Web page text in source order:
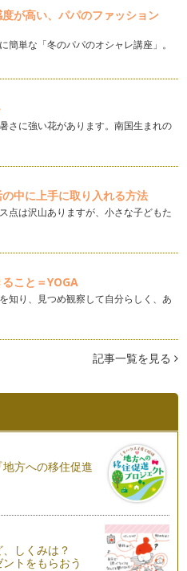
書類の整理」はお読みいただ
伝いをさせていただいており
たね。 昼間も1枚では肌寒い季
ガナイズ編～
お調べいただけましたか？ 今
片づけ」はいかがでしたでしょ
になりがちですよね。 クー
納」はいかがでしたでしょう
ことはとても素晴らしいことで
が高い、パパのファッション
簡単な「冬のパパのオシャレ講座」。
さに強い花があります。南国生まれの
中に上手に取り入れる方法
点は沢山ありますが、小さな子どもた
こと＝YOGA
知り、見つめ観察して自分らしく、あ
記事一覧を見る
方への移住促進
しくみは？
トをもらおう